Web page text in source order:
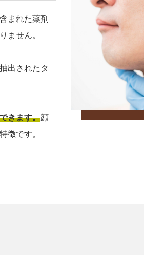
まれた薬剤
ません。
出されたタ
きます。顔
徴です。